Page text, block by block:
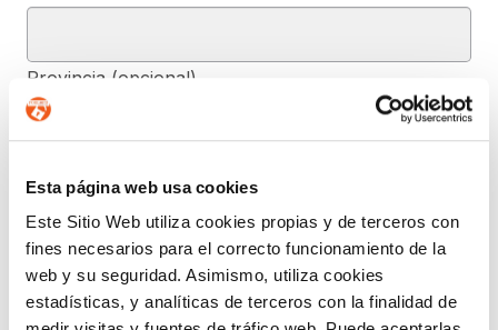
Esta página web usa cookies
Este Sitio Web utiliza cookies propias y de terceros con
fines necesarios para el correcto funcionamiento de la
web y su seguridad. Asimismo, utiliza cookies
estadísticas, y analíticas de terceros con la finalidad de
Provincia (opcional)
De conformidad con el RGPD y la LOPDGDD, SEGURIDAD Y
PRIVACIDAD DE DATOS, S.L. tratará los datos facilitados, con la
finalidad de contestar a las dudas y/o quejas planteadas a través
del presente formulario y facilitar la información solicitada. Podrá